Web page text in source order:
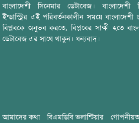
বাংলাদেশী সিনেমার ডেটাবেজ। বাংলাদেশী
ইন্ডাস্ট্রির এই পরিবর্তনকালীন সময়ে বাংলাদেশী
বিপ্লবকে অনুভব করতে, বিপ্লবের সাক্ষী হতে
ডেটাবেজ এর সাথে থাকুন। ধন্যবাদ।
আমাদের কথা বিএমডিবি ভলান্টিয়ার